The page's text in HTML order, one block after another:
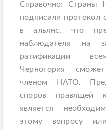
Справочно: Страны
подписали протокол
в альянс, что
наблюдателя на
ратификации
Черногория
членом НАТО.
споров правящей
является
этому вопросу